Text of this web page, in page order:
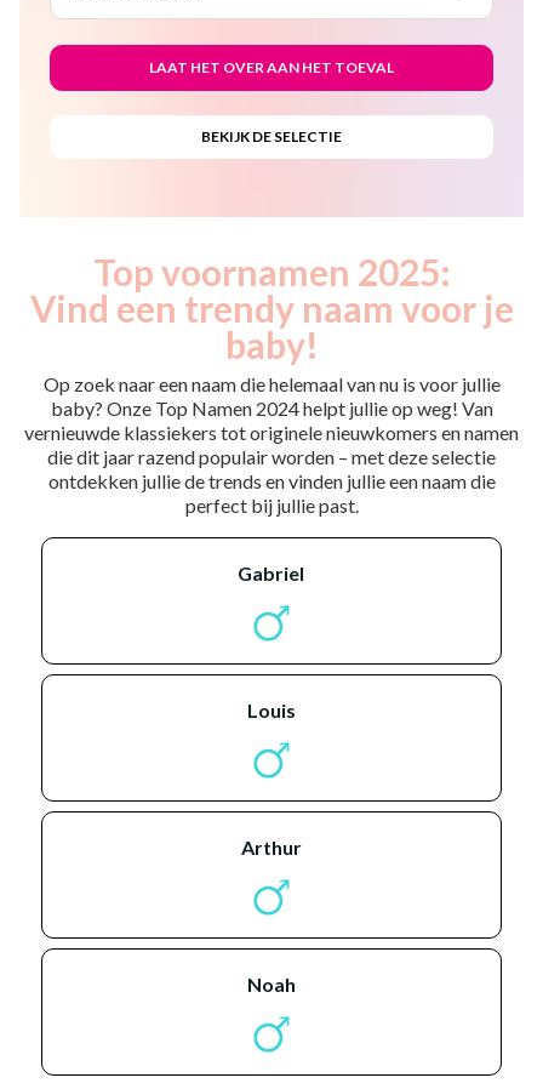
Top voornamen 2025:
Vind een trendy naam voor je
baby!
Op zoek naar een naam die helemaal van nu is voor jullie
baby? Onze Top Namen 2024 helpt jullie op weg! Van
vernieuwde klassiekers tot originele nieuwkomers en namen
die dit jaar razend populair worden – met deze selectie
ontdekken jullie de trends en vinden jullie een naam die
perfect bij jullie past.
gabriel
louis
arthur
noah